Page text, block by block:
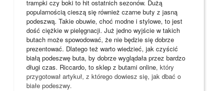
trampki czy boki to hit ostatnich sezonów. Dużą
popularnością cieszą się również czarne buty z jasną
podeszwą. Takie obuwie, choć modne i stylowe, to jest
dość ciężkie w pielęgnacji. Już jedno wyjście w takich
butach może spowodować, że nie będzie się dobrze
prezentować. Dlatego też warto wiedzieć, jak czyścić
białą podeszwę buta, by dobrze wyglądała przez bardzo
długi czas. Riccardo, to sklep z butami online, który
przygotował artykuł, z którego dowiesz się, jak dbać o
białe podeszwy.